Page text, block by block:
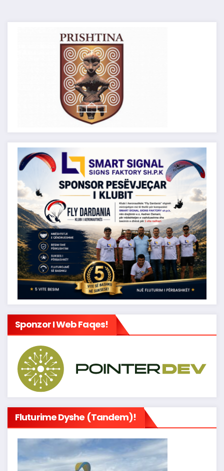
Sponzor I Web Faqes!
Fluturime Dyshe (tandem)!